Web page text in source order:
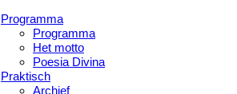
Programma
Programma
Het motto
Poesia Divina
Praktisch
Archief